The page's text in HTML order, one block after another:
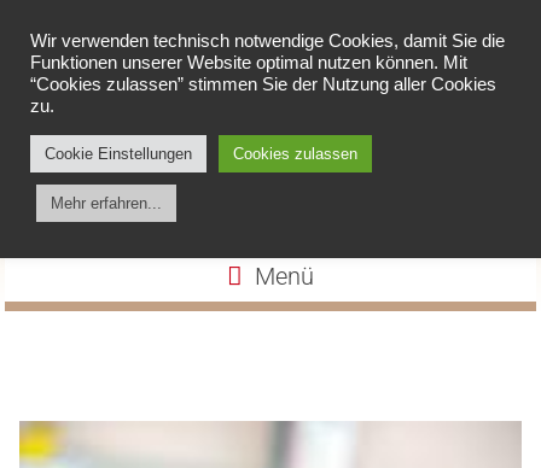
Apotheke am Spieker
Menü
Wir verwenden technisch notwendige Cookies, damit Sie die
Funktionen unserer Website optimal nutzen können. Mit
“Cookies zulassen” stimmen Sie der Nutzung aller Cookies
zu.
Cookie Einstellungen Cookies zulassen
Mehr erfahren...